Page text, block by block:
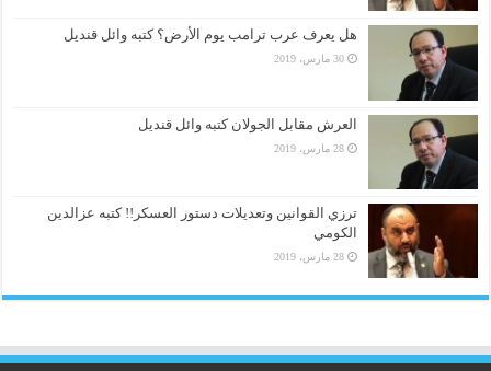
هل يعرف عرب ترامب يوم الأرض؟ كتبه وائل قنديل
30 مارس، 2019
العرش مقابل الجولان كتبه وائل قنديل
28 مارس، 2019
ترزي القوانين وتعديلات دستور العسكر!! كتبه عزالدين
الكومي
28 مارس، 2019